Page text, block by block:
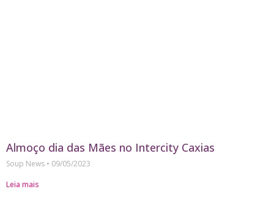
Almoço dia das Mães no Intercity Caxias
Soup News
09/05/2023
Leia mais